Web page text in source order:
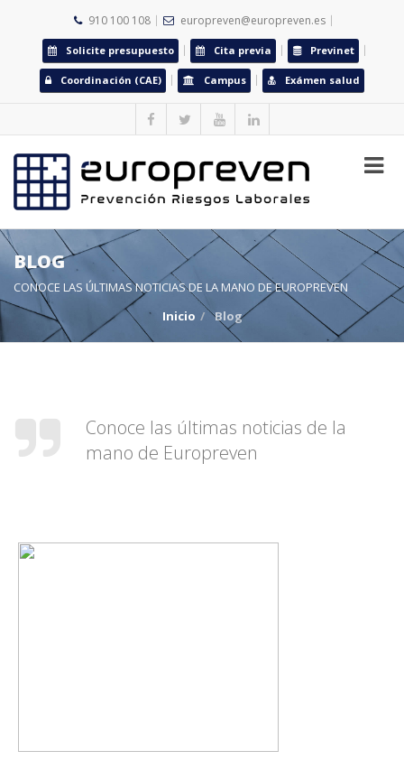
910 100 108 europreven@europreven.es
Solicite presupuesto Cita previa Previnet
Coordinación (CAE) Campus Exámen salud
BLOG
CONOCE LAS ÚLTIMAS NOTICIAS DE LA MANO DE EUROPREVEN
Inicio
Blog
Conoce las últimas noticias de la
mano de Europreven